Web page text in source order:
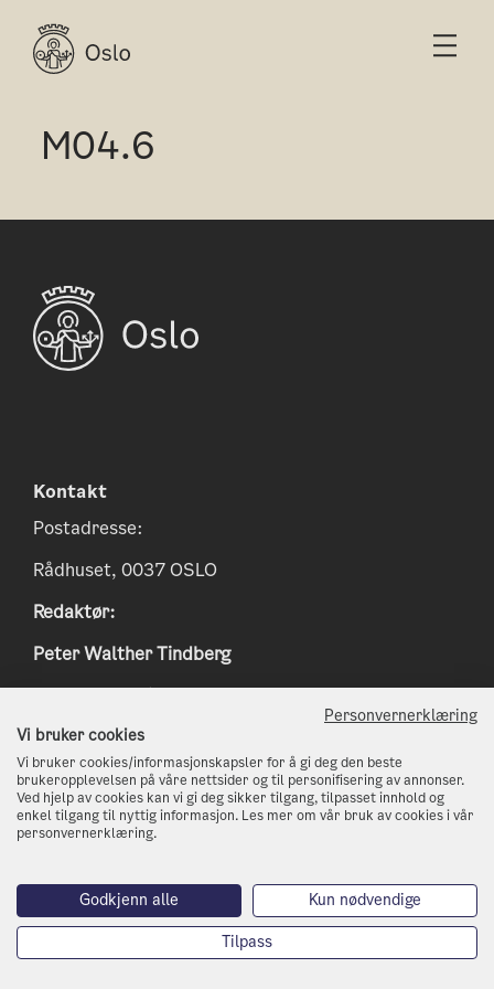
M04.6
Kontakt
Postadresse:
Rådhuset, 0037 OSLO
Redaktør:
Peter Walther Tindberg
Epost:peter.tindberg@osloskolen.no
www.klimaoslo.no
postmottak@kli.oslo.kommune.no
http://www.oslo.kommune.no
Personvernerklæring
Vi bruker cookies
Vi bruker cookies/informasjonskapsler for å gi deg den beste
brukeropplevelsen på våre nettsider og til personifisering av annonser.
Ved hjelp av cookies kan vi gi deg sikker tilgang, tilpasset innhold og
enkel tilgang til nyttig informasjon. Les mer om vår bruk av cookies i vår
personvernerklæring.
Godkjenn alle
Kun nødvendige
Tilpass